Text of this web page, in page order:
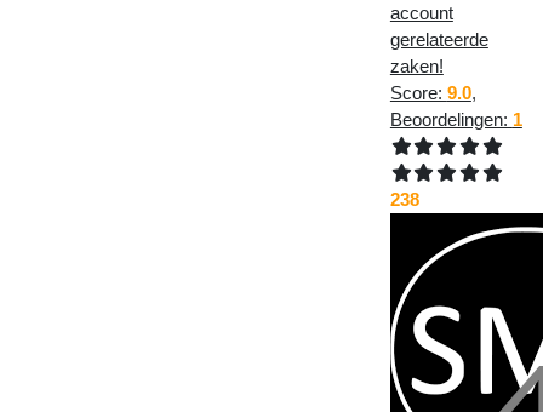
account
gerelateerde
zaken!
Score: 9.0,
Beoordelingen: 1
238